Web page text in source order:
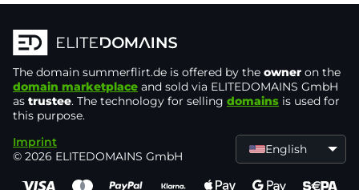
The domain summerflirt.de is offered by the owner on the
domain marketplace and sold via ELITEDOMAINS GmbH
as trustee. The technology for selling domains is used for
this purpose.
Imprint
© 2026 ELITEDOMAINS GmbH
English